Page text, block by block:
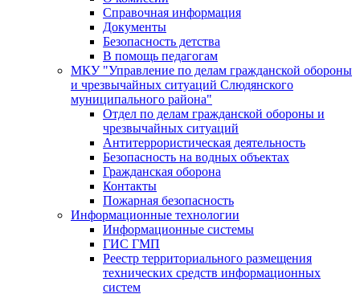
Справочная информация
Документы
Безопасность детства
В помощь педагогам
МКУ "Управление по делам гражданской обороны
и чрезвычайных ситуаций Слюдянского
муниципального района"
Отдел по делам гражданской обороны и
чрезвычайных ситуаций
Антитеррористическая деятельность
Безопасность на водных объектах
Гражданская оборона
Контакты
Пожарная безопасность
Информационные технологии
Информационные системы
ГИС ГМП
Реестр территориального размещения
технических средств информационных
систем